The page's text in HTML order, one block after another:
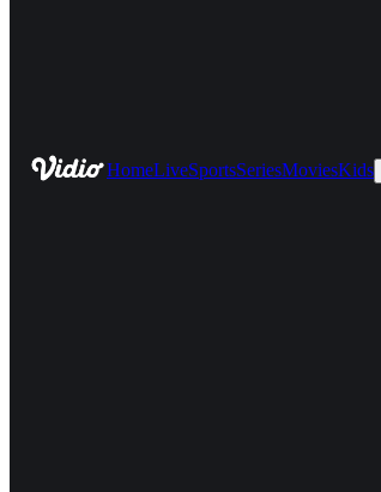
HomeLiveSportsSeriesMoviesKids